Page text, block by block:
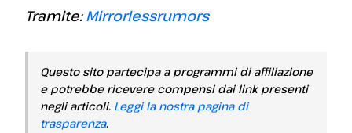
Tramite:Mirrorlessrumors
Questo sito partecipa a programmi di affiliazione
e potrebbe ricevere compensi dai link presenti
negli articoli. Leggi la nostra pagina di
trasparenza.